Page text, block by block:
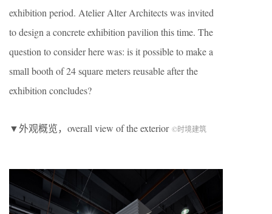
exhibition period. Atelier Alter Architects was invited
to design a concrete exhibition pavilion this time. The
question to consider here was: is it possible to make a
small booth of 24 square meters reusable after the
exhibition concludes?
▼外观概览，overall view of the exterior ©时境建筑